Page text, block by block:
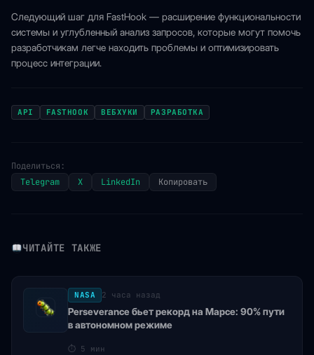
Следующий шаг для FastHook — расширение функциональности
системы и углубленный анализ запросов, которые могут помочь
разработчикам легче находить проблемы и оптимизировать
процесс интеграции.
API FASTHOOK ВЕБХУКИ РАЗРАБОТКА
Поделиться:
Telegram
X LinkedIn Копировать
ЧИТАЙТЕ ТАКЖЕ
NASA 2 часа назад
Perseverance бьет рекорд на Марсе: 90% пути
в автономном режиме
⏱ 5 мин